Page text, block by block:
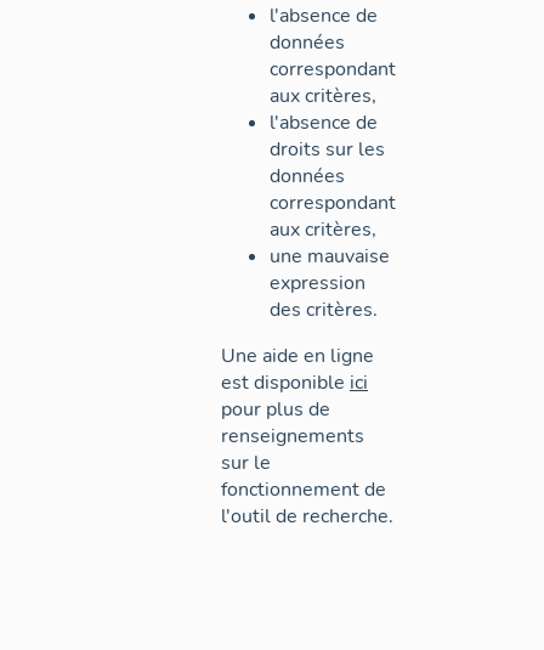
l'absence de
données
correspondant
aux critères,
l'absence de
droits sur les
données
correspondant
aux critères,
une mauvaise
expression
des critères.
Une aide en ligne
est disponible ici
pour plus de
renseignements
sur le
fonctionnement de
l'outil de recherche.